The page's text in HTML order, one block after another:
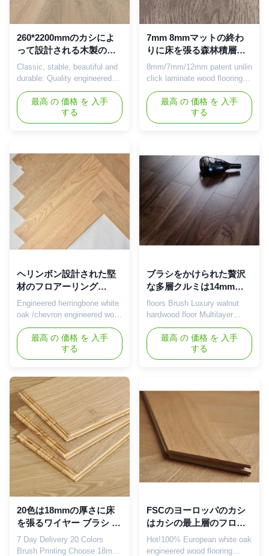
260*2200mmのカシによ
って設計される木製のフ
ロアーリング
Classic, stable, beautiful and
durable: Quality engineered
oak flooring gives the home a
high quality floor Product
Introduction Engineered oak
flooring is a high-quality
appearance and durability.
The floor is made of multiple
layers of laminated ...
最高 の 価格 を 入手
する
7mm 8mmマットの終わ
りに床を張る森林積層物
の防水設計された木
8mm/7mm/12mm patent unilin
click laminate wood flooring
waterproof Product
Introduction Laminate
information: Laminate flooring
(also called floating wood tile
product fused together with a
lamination process.Laminate
flooring has grown ...
最高 の 価格 を 入手
する
ヘリンボン設計された堅
材のフロアーリング
600mmに床を張る調査に
よって設計される木シェ
Engineered herringbone white
oak /chevron engineered wood
flooring +parquet flooring
Product Introduction
Herringbone solid wood
flooring is a classic and
which is favored by its unique
herringbone splicing method
and high quality solid wood
materials. Each hardwood
floor ...
最高 の 価格 を 入手
する
ブラシをかけられた贅沢
な多層クルミは14mmに
床を張る木を設計した
floors Brush Luxury walnut
hardwood floor Multilayer
Engineered Wood Flooring
Product Introduction Walnut
hardwood flooring is an
upscale, elegant flooring
well as its hard and durable
properties. Walnut is a rare
and valuable hardwood with ...
最高 の 価格 を 入手
する
20色は18mmの厚さに床
を張るワイヤー ブラシ カ
シによって設計される堅
材を
7 Day Delivery 20 Colors
Brush Printing Choose 18mm
FSCのヨーロッパのカシ
はカシの最上層のフロア
ーリング
1860X150X14/3mmの床張
Hot!100% European white oak
engineered wood flooring